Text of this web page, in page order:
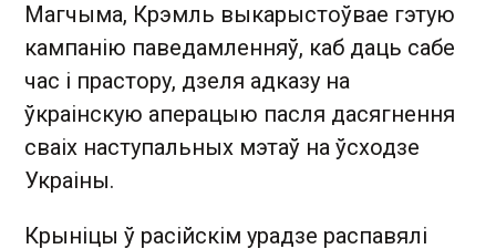
Магчыма, Крэмль выкарыстоўвае гэтую
кампанію паведамленняў, каб даць сабе
час і прастору, дзеля адказу на
ўкраінскую аперацыю пасля дасягнення
сваіх наступальных мэтаў на ўсходзе
Украіны.
Крыніцы ў расійскім урадзе распавялі